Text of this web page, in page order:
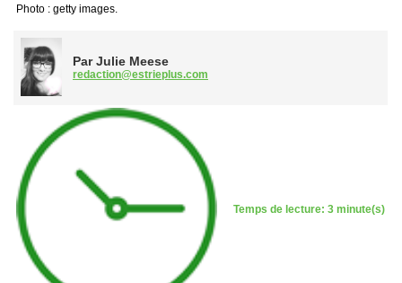
Photo : getty images.
Par Julie Meese
redaction@estrieplus.com
Temps de lecture: 3 minute(s)